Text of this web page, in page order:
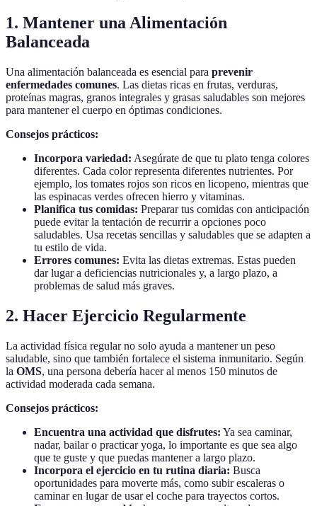
1. Mantener una Alimentación
Balanceada
Una alimentación balanceada es esencial para prevenir
enfermedades comunes. Las dietas ricas en frutas, verduras,
proteínas magras, granos integrales y grasas saludables son mejores
para mantener el cuerpo en óptimas condiciones.
Consejos prácticos:
Incorpora variedad: Asegúrate de que tu plato tenga colores
diferentes. Cada color representa diferentes nutrientes. Por
ejemplo, los tomates rojos son ricos en licopeno, mientras que
las espinacas verdes ofrecen hierro y vitaminas.
Planifica tus comidas: Preparar tus comidas con anticipación
puede evitar la tentación de recurrir a opciones poco
saludables. Usa recetas sencillas y saludables que se adapten a
tu estilo de vida.
Errores comunes: Evita las dietas extremas. Estas pueden
dar lugar a deficiencias nutricionales y, a largo plazo, a
problemas de salud más graves.
2. Hacer Ejercicio Regularmente
La actividad física regular no solo ayuda a mantener un peso
saludable, sino que también fortalece el sistema inmunitario. Según
la OMS, una persona debería hacer al menos 150 minutos de
actividad moderada cada semana.
Consejos prácticos:
Encuentra una actividad que disfrutes: Ya sea caminar,
nadar, bailar o practicar yoga, lo importante es que sea algo
que te guste y que puedas mantener a largo plazo.
Incorpora el ejercicio en tu rutina diaria: Busca
oportunidades para moverte más, como subir escaleras o
caminar en lugar de usar el coche para trayectos cortos.